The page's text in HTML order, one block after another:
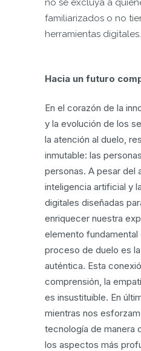
no se excluya a
familiarizados o no
herramientas digitales.
Hacia un futuro
En el corazón de la
y la evolución de los
la atención al duelo,
inmutable: las
personas. A pesar del
inteligencia artificial y
digitales diseñadas
enriquecer nuestra
elemento fundamental
proceso de duelo es
auténtica. Esta
comprensión, la
es insustituible. En
mientras nos
tecnología de manera
los aspectos más